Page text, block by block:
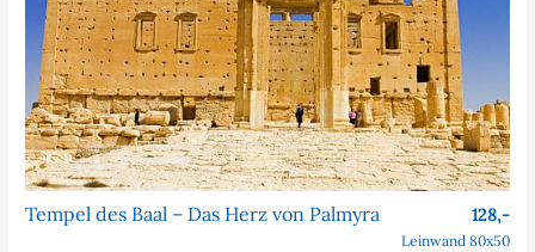
Tempel des Baal – Das Herz von Palmyra 128,-
Leinwand 80x50